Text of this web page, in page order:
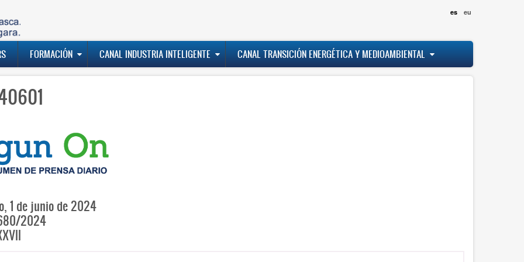
es eu
FORMACIÓN CANAL INDUSTRIA INTELIGENTE CANAL TRANSICIÓN ENERGÉTICA Y MEDIOAMBIENTAL
1 de junio de 2024
2024